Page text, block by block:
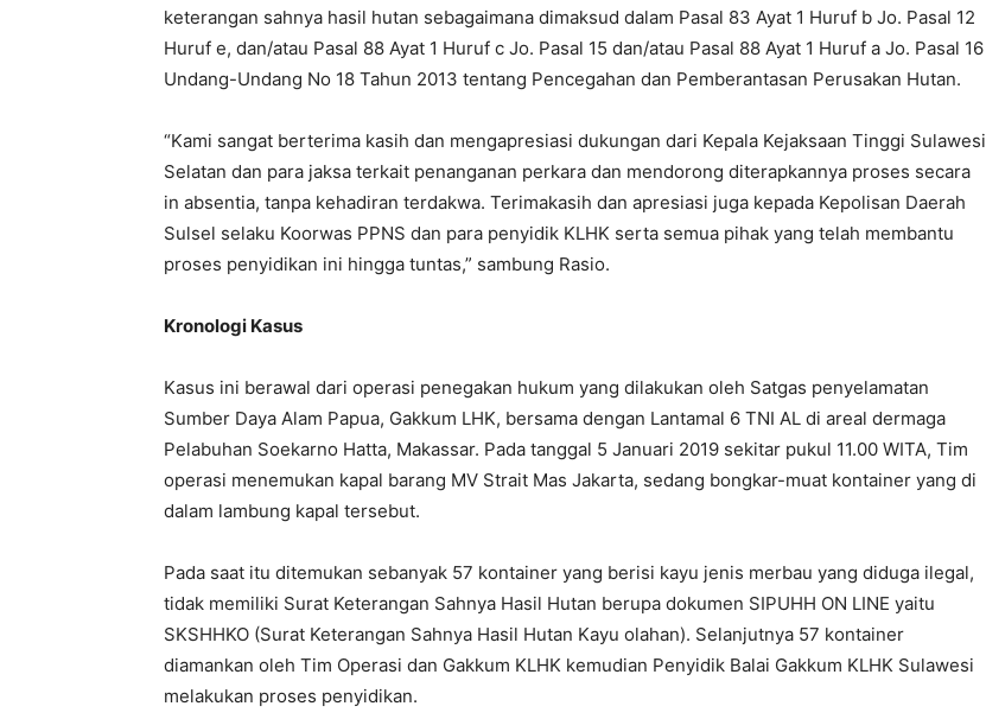
keterangan sahnya hasil hutan sebagaimana dimaksud dalam Pasal 83 Ayat 1 Huruf b Jo. Pasal 12
Huruf e, dan/atau Pasal 88 Ayat 1 Huruf c Jo. Pasal 15 dan/atau Pasal 88 Ayat 1 Huruf a Jo. Pasal 16
Undang-Undang No 18 Tahun 2013 tentang Pencegahan dan Pemberantasan Perusakan Hutan.
“Kami sangat berterima kasih dan mengapresiasi dukungan dari Kepala Kejaksaan Tinggi Sulawesi
Selatan dan para jaksa terkait penanganan perkara dan mendorong diterapkannya proses secara
in absentia, tanpa kehadiran terdakwa. Terimakasih dan apresiasi juga kepada Kepolisan Daerah
Sulsel selaku Koorwas PPNS dan para penyidik KLHK serta semua pihak yang telah membantu
proses penyidikan ini hingga tuntas,” sambung Rasio.
Kronologi Kasus
Kasus ini berawal dari operasi penegakan hukum yang dilakukan oleh Satgas penyelamatan
Sumber Daya Alam Papua, Gakkum LHK, bersama dengan Lantamal 6 TNI AL di areal dermaga
Pelabuhan Soekarno Hatta, Makassar. Pada tanggal 5 Januari 2019 sekitar pukul 11.00 WITA, Tim
operasi menemukan kapal barang MV Strait Mas Jakarta, sedang bongkar-muat kontainer yang di
dalam lambung kapal tersebut.
Pada saat itu ditemukan sebanyak 57 kontainer yang berisi kayu jenis merbau yang diduga ilegal,
tidak memiliki Surat Keterangan Sahnya Hasil Hutan berupa dokumen SIPUHH ON LINE yaitu
SKSHHKO (Surat Keterangan Sahnya Hasil Hutan Kayu olahan). Selanjutnya 57 kontainer
diamankan oleh Tim Operasi dan Gakkum KLHK kemudian Penyidik Balai Gakkum KLHK Sulawesi
melakukan proses penyidikan.